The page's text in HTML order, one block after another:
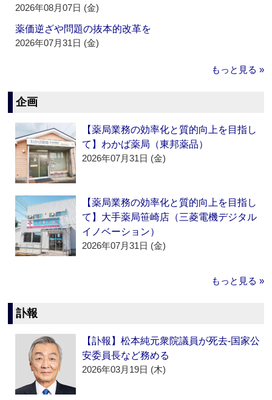
2026年08月07日 (金)
薬価逆ざや問題の抜本的改革を
2026年07月31日 (金)
もっと見る »
企画
【薬局業務の効率化と質的向上を目指し
て】わかば薬局（東邦薬品）
2026年07月31日 (金)
【薬局業務の効率化と質的向上を目指し
て】大手薬局笹崎店（三菱電機デジタル
イノベーション）
2026年07月31日 (金)
もっと見る »
訃報
【訃報】松本純元衆院議員が死去‐国家公
安委員長など務める
2026年03月19日 (木)